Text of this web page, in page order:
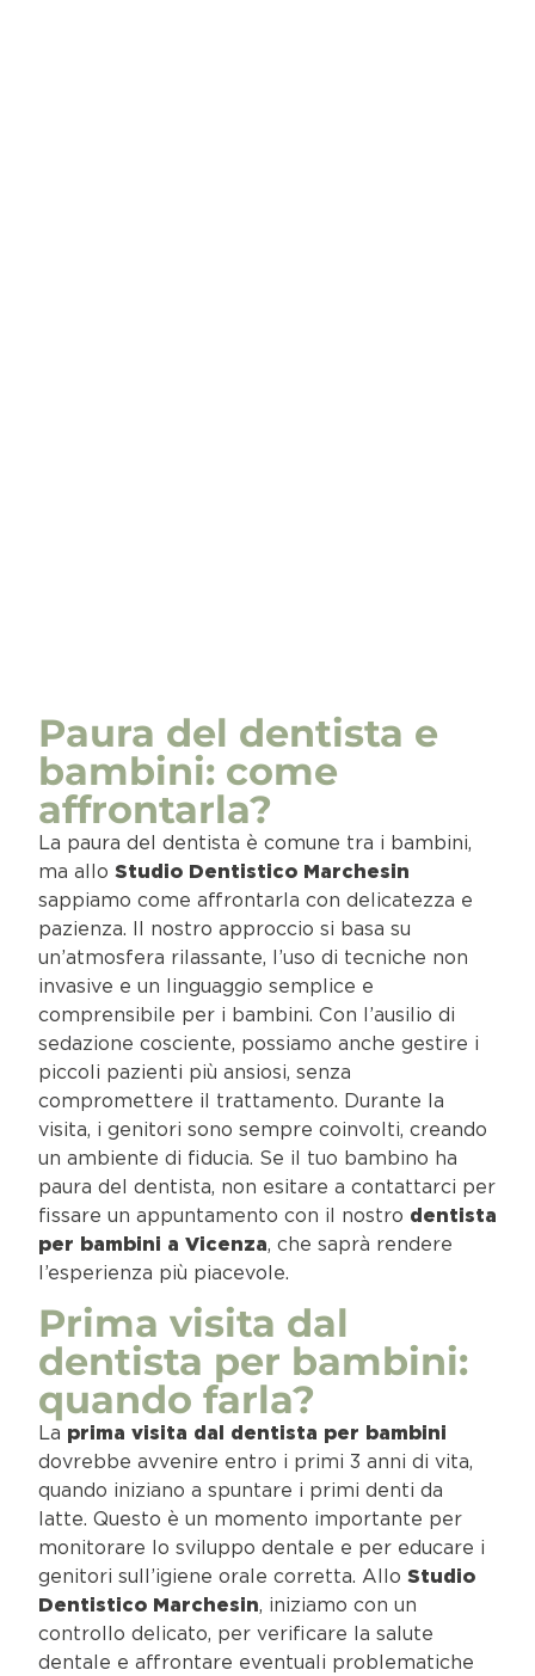
Paura del dentista e
bambini: come
affrontarla?
La paura del dentista è comune tra i bambini,
ma allo Studio Dentistico Marchesin
sappiamo come affrontarla con delicatezza e
pazienza. Il nostro approccio si basa su
un’atmosfera rilassante, l’uso di tecniche non
invasive e un linguaggio semplice e
comprensibile per i bambini. Con l’ausilio di
sedazione cosciente, possiamo anche gestire i
piccoli pazienti più ansiosi, senza
compromettere il trattamento. Durante la
visita, i genitori sono sempre coinvolti, creando
un ambiente di fiducia. Se il tuo bambino ha
paura del dentista, non esitare a contattarci per
fissare un appuntamento con il nostro dentista
per bambini a Vicenza, che saprà rendere
l’esperienza più piacevole.
Prima visita dal
dentista per bambini:
quando farla?
La prima visita dal dentista per bambini
dovrebbe avvenire entro i primi 3 anni di vita,
quando iniziano a spuntare i primi denti da
latte. Questo è un momento importante per
monitorare lo sviluppo dentale e per educare i
genitori sull’igiene orale corretta. Allo Studio
Dentistico Marchesin, iniziamo con un
controllo delicato, per verificare la salute
dentale e affrontare eventuali problematiche